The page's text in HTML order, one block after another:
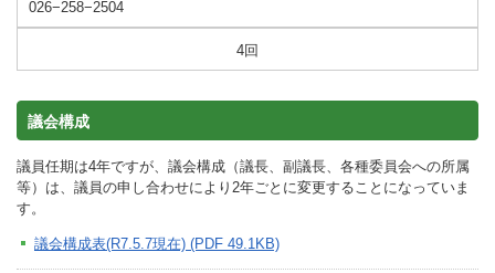
026−258−2504
4回
議会構成
議員任期は4年ですが、議会構成（議長、副議長、各種委員会への所属
等）は、議員の申し合わせにより2年ごとに変更することになっていま
す。
議会構成表(R7.5.7現在) (PDF 49.1KB)